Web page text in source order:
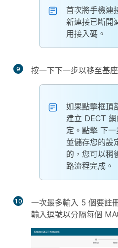
首次將手機連
新連接已斷開
用接入碼。
9 按一下下一步以移至基
如果點擊框頂
建立 DECT
定。點擊 下一
並儲存您的設
的，您可以稍
路流程完成。
10
一次最多輸入 5 個要註
輸入逗號以分隔每個